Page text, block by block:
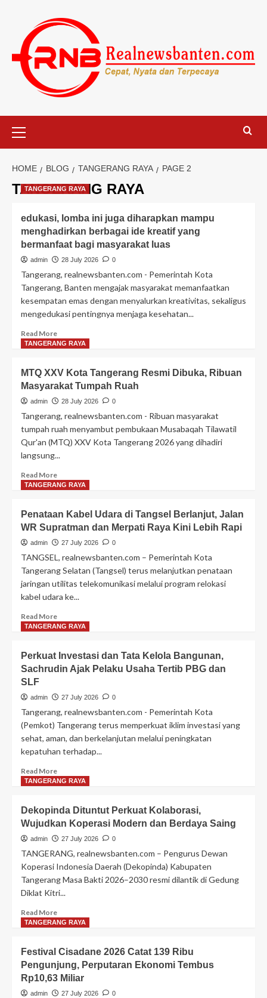
content
Menu
HOME BLOG TANGERANG RAYA PAGE 2
TANGERANG RAYA
TANGERANG RAYA
edukasi, lomba ini juga diharapkan mampu
menghadirkan berbagai ide kreatif yang
bermanfaat bagi masyarakat luas
admin 28 July 2026 0
Tangerang, realnewsbanten.com - Pemerintah Kota
Tangerang, Banten mengajak masyarakat memanfaatkan
kesempatan emas dengan menyalurkan kreativitas, sekaligus
mengedukasi pentingnya menjaga kesehatan...
Read MoreRead
more
lomba
ini
juga
diharapkan
mampu
menghadirkan
berbagai
ide
yang
bermanfaat
masyarakat
luas
TANGERANG RAYA
MTQ XXV Kota Tangerang Resmi Dibuka, Ribuan
Masyarakat Tumpah Ruah
admin 28 July 2026 0
Tangerang, realnewsbanten.com - Ribuan masyarakat
tumpah ruah menyambut pembukaan Musabaqah Tilawatil
Qur'an (MTQ) XXV Kota Tangerang 2026 yang dihadiri
langsung...
Read MoreRead
more
XXV
Kota
Tangerang
Resmi
Dibuka,
Ribuan
Masyarakat
Tumpah
TANGERANG RAYA
Penataan Kabel Udara di Tangsel Berlanjut, Jalan
WR Supratman dan Merpati Raya Kini Lebih Rapi
admin 27 July 2026 0
TANGSEL, realnewsbanten.com – Pemerintah Kota
Tangerang Selatan (Tangsel) terus melanjutkan penataan
jaringan utilitas telekomunikasi melalui program relokasi
kabel udara ke...
Read MoreRead
more
Kabel
Udara
Tangsel
Jalan
WR
Supratman
dan
Raya
Kini
Rapi
TANGERANG RAYA
Perkuat Investasi dan Tata Kelola Bangunan,
Sachrudin Ajak Pelaku Usaha Tertib PBG dan
SLF
admin 27 July 2026 0
Tangerang, realnewsbanten.com - Pemerintah Kota
(Pemkot) Tangerang terus memperkuat iklim investasi yang
sehat, aman, dan berkelanjutan melalui peningkatan
kepatuhan terhadap...
Read MoreRead
more
Investasi
dan
Tata
Kelola
Bangunan,
Sachrudin
Ajak
Pelaku
Tertib
PBG
SLF
TANGERANG RAYA
Dekopinda Dituntut Perkuat Kolaborasi,
Wujudkan Koperasi Modern dan Berdaya Saing
admin 27 July 2026 0
TANGERANG, realnewsbanten.com – Pengurus Dewan
Koperasi Indonesia Daerah (Dekopinda) Kabupaten
Tangerang Masa Bakti 2026–2030 resmi dilantik di Gedung
Diklat Kitri...
Read MoreRead
more
Dituntut
Perkuat
Kolaborasi,
Wujudkan
TANGERANG RAYA
Festival Cisadane 2026 Catat 139 Ribu
Pengunjung, Perputaran Ekonomi Tembus
Rp10,63 Miliar
admin 27 July 2026 0